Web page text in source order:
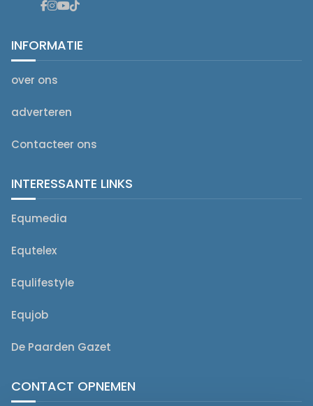
INFORMATIE
over ons
adverteren
Contacteer ons
INTERESSANTE LINKS
Equmedia
Equtelex
Equlifestyle
Equjob
De Paarden Gazet
CONTACT OPNEMEN